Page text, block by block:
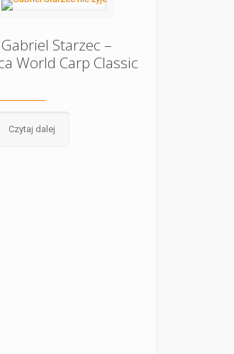
Starzec –
World Carp Classic
Czytaj dalej